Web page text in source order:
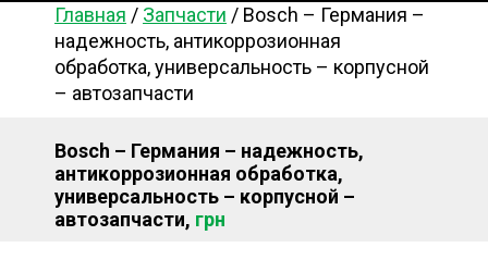
Автомойка Плановое ТО
Топливная система Рулевое управления
Система охлаждения
Диагностика
Ходовая часть Сцепление
Главная / Запчасти / Bosch – Германия –
надежность, антикоррозионная
обработка, универсальность – корпусной
– автозапчасти
Bosch – Германия – надежность,
антикоррозионная обработка,
универсальность – корпусной –
автозапчасти, грн